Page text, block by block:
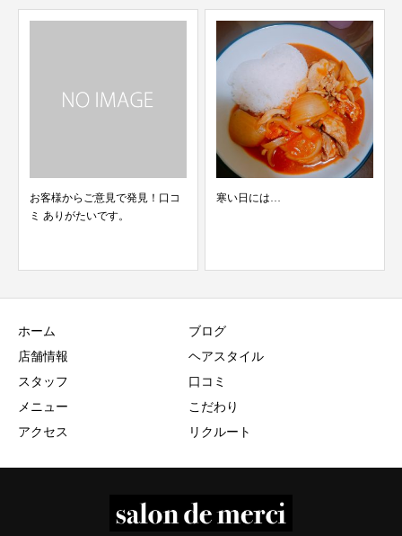
お客様からご意見で発見！口コ
ミ ありがたいです。
寒い日には…
ホーム
店舗情報
スタッフ
メニュー
アクセス
ブログ
ヘアスタイル
口コミ
こだわり
リクルート